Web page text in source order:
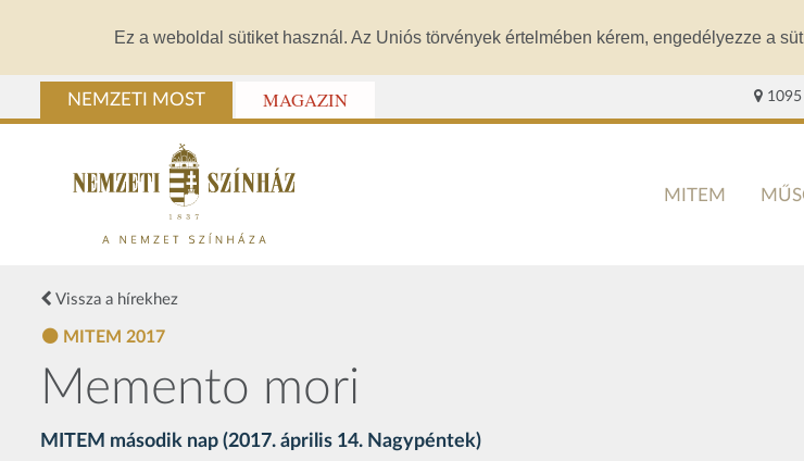
Ez a weboldal sütiket használ. Az Uniós törvények értelmében kérem, engedélyezze a
NEMZETI MOST MAGAZIN 1095
MITEM
Vissza a hírekhez
MITEM 2017
Memento mori
MITEM második nap (2017. április 14. Nagypéntek)